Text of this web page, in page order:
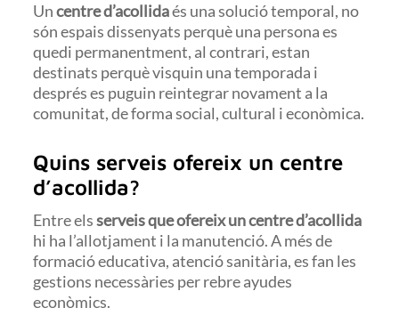
Uncentre d’acollidaés una solució temporal, no
són espais dissenyats perquè una persona es
quedi permanentment, al contrari, estan
destinats perquè visquin una temporada i
després es puguin reintegrar novament a la
comunitat, de forma social, cultural i econòmica.
Quins serveis ofereix un centre
d’acollida?
Entre elsserveis que ofereix un centre d’acollida
hi ha l’allotjament i la manutenció. A més de
formació educativa, atenció sanitària, es fan les
gestions necessàries per rebre ayudes
econòmics.